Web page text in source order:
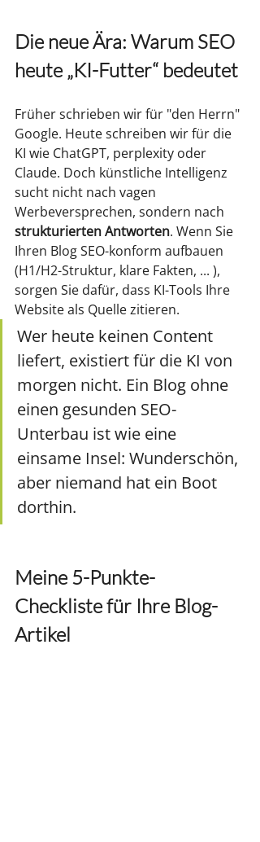
Die neue Ära: Warum SEO
heute „KI-Futter“ bedeutet
Früher schrieben wir für "den Herrn"
Google. Heute schreiben wir für die
KI wie ChatGPT, perplexity oder
Claude. Doch künstliche Intelligenz
sucht nicht nach vagen
Werbeversprechen, sondern nach
strukturierten Antworten. Wenn Sie
Ihren Blog SEO-konform aufbauen
(H1/H2-Struktur, klare Fakten, ... ),
sorgen Sie dafür, dass KI-Tools Ihre
Website als Quelle zitieren.
Wer heute keinen Content
liefert, existiert für die KI von
morgen nicht. Ein Blog ohne
einen gesunden SEO-
Unterbau ist wie eine
einsame Insel: Wunderschön,
aber niemand hat ein Boot
dorthin.
Meine 5-Punkte-
Checkliste für Ihre Blog-
Artikel